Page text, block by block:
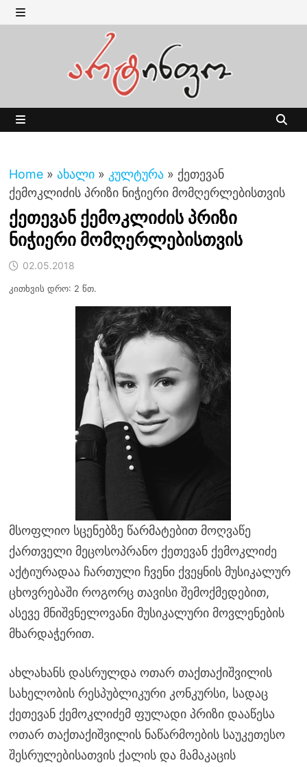
Skip
to MENU
Home » ახალი » კულტურა » ქეთევან
ქემოკლიძის პრიზი ნიჭიერი მომღერლებისთვის
ქეთევან ქემოკლიძის პრიზი
ნიჭიერი მომღერლებისთვის
02.05.2018
კითხვის დრო: 2 წთ.
მსოფლიო სცენებზე წარმატებით მოღვაწე
ქართველი მეცოსოპრანო ქეთევან ქემოკლიძე
აქტიურადაა ჩართული ჩვენი ქვეყნის მუსიკალურ
ცხოვრებაში როგორც თავისი შემოქმედებით,
ასევე მნიშვნელოვანი მუსიკალური მოვლენების
მხარდაჭერით.
ახლახანს დასრულდა ოთარ თაქთაქიშვილის
სახელობის რესპუბლიკური კონკურსი, სადაც
ქეთევან ქემოკლიძემ ფულადი პრიზი დააწესა
ოთარ თაქთაქიშვილის ნაწარმოების საუკეთესო
შესრულებისათვის ქალის და მამაკაცის